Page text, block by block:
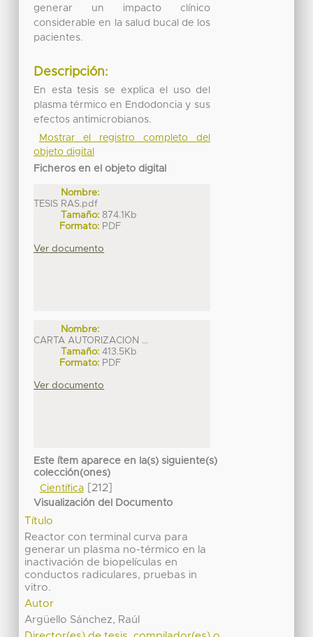
generar un impacto clínico
considerable en la salud bucal de los
pacientes.
Descripción:
En esta tesis se explica el uso del
plasma térmico en Endodoncia y sus
efectos antimicrobianos.
Mostrar el registro completo del
objeto digital
Ficheros en el objeto digital
Nombre:
TESIS RAS.pdf
Tamaño: 874.1Kb
Formato: PDF
Ver documento
Nombre:
CARTA AUTORIZACION ...
Tamaño: 413.5Kb
Formato: PDF
Ver documento
Este ítem aparece en la(s) siguiente(s)
colección(ones)
Científica[212]
Visualización del Documento
Título
Reactor con terminal curva para
generar un plasma no-térmico en la
inactivación de biopelículas en
conductos radiculares, pruebas in
vitro.
Autor
Argüello Sánchez, Raúl